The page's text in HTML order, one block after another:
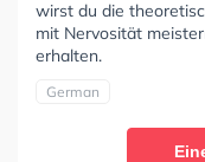
wirst du die
mit Nervosität
erhalten.
German